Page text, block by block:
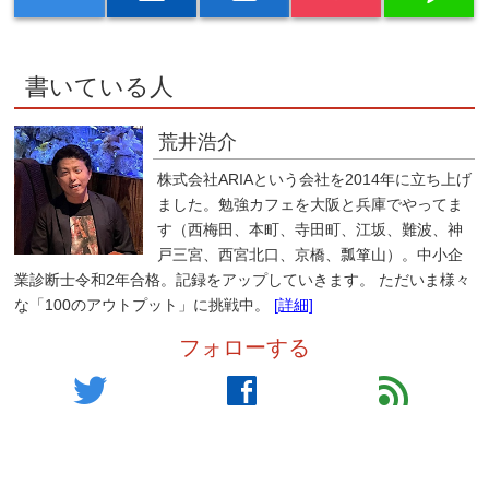
書いている人
荒井浩介
株式会社ARIAという会社を2014年に立ち上げ
ました。勉強カフェを大阪と兵庫でやってま
す（西梅田、本町、寺田町、江坂、難波、神
戸三宮、西宮北口、京橋、瓢箪山）。中小企
業診断士令和2年合格。記録をアップしていきます。 ただいま様々
な「100のアウトプット」に挑戦中。 [詳細]
フォローする
twitter facebook feed